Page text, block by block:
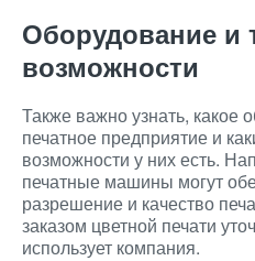
Оборудование и
возможности
Также важно узнать, какое
печатное предприятие и
возможности у них есть.
печатные машины могут
разрешение и качество
заказом цветной печати
использует компания.